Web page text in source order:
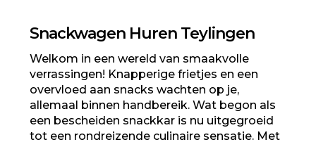
Snackwagen Huren Teylingen
Welkom in een wereld van smaakvolle
verrassingen! Knapperige frietjes en een
overvloed aan snacks wachten op je,
allemaal binnen handbereik. Wat begon als
een bescheiden snackkar is nu uitgegroeid
tot een rondreizende culinaire sensatie. Met